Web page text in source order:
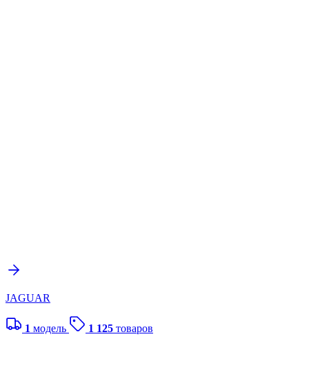
JAGUAR
1 модель 1 125 товаров